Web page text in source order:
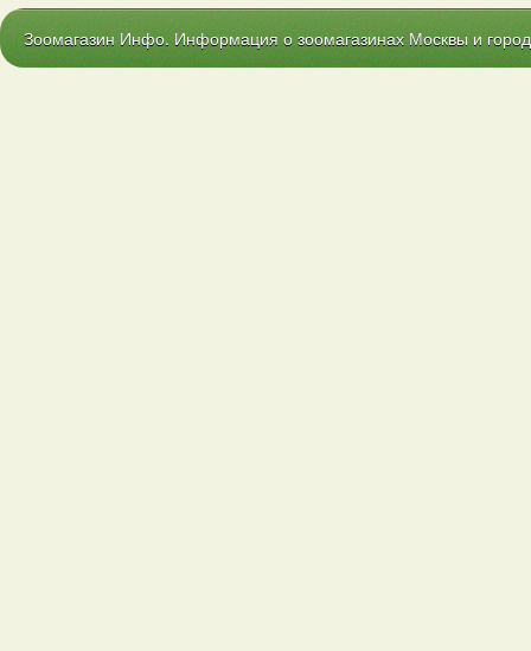
Зоомагазин Инфо. Информация о зоомагазинах Москвы и